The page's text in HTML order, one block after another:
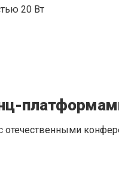
20 Вт
отечественными